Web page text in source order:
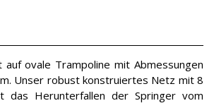
ovale Trampoline mit Abmessungen
Unser robust konstruiertes Netz mit 8
das Herunterfallen der Springer vom